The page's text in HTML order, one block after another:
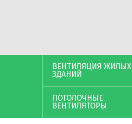
ВЕНТИЛЯЦИЯ ЖИЛЫХ
ЗДАНИЙ
ПОТОЛОЧНЫЕ
ВЕНТИЛЯТОРЫ